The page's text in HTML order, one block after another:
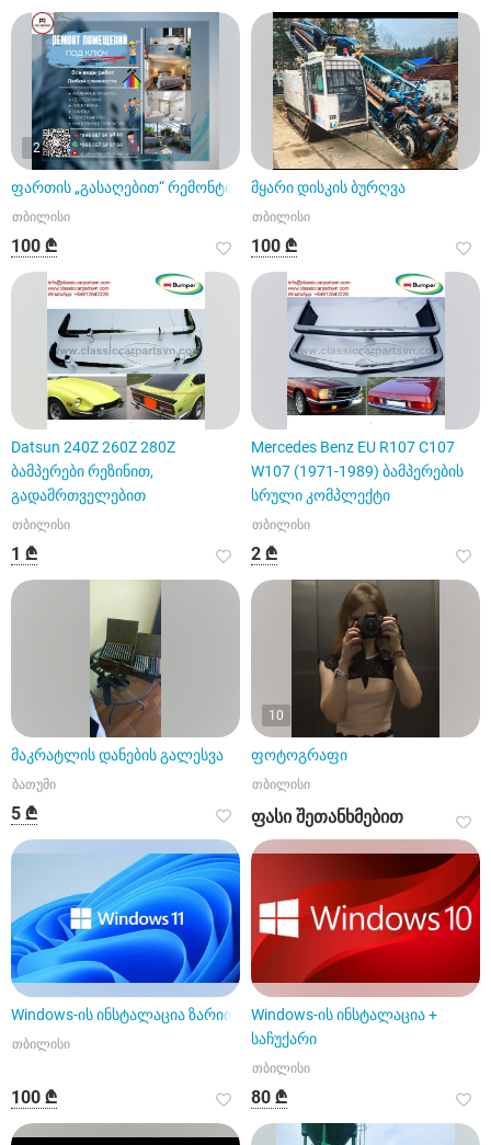
2
ფართის „გასაღებით“ რემონტი
თბილისი
100 ₾
მყარი დისკის ბურღვა
თბილისი
100 ₾
Datsun 240Z 260Z 280Z
ბამპერები რეზინით,
გადამრთველებით
თბილისი
1 ₾
Mercedes Benz EU R107 C107
W107 (1971-1989) ბამპერების
სრული კომპლექტი
თბილისი
2 ₾
მაკრატლის დანების გალესვა
ბათუმი
5 ₾
10
ფოტოგრაფი
თბილისი
ფასი შეთანხმებით
Windows-ის ინსტალაცია ზარით
თბილისი
100 ₾
Windows-ის ინსტალაცია +
საჩუქარი
თბილისი
80 ₾